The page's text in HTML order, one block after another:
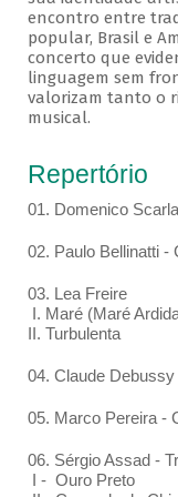
encontro entre
popular, Brasil e
concerto que
linguagem sem
valorizam tanto o
musical.
Repertório
01. Domenico
02. Paulo Bellinatti -
03. Lea Freire
I. Maré (Maré
II. Turbulenta
04. Claude
05. Marco Pereira -
06. Sérgio Assad -
I - Ouro Preto